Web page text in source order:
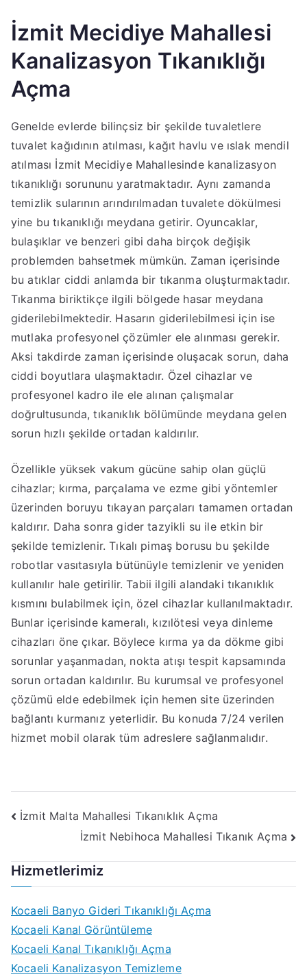
İzmit Mecidiye Mahallesi
Kanalizasyon Tıkanıklığı
Açma
Genelde evlerde bilinçsiz bir şekilde tuvaletlere
tuvalet kağıdının atılması, kağıt havlu ve ıslak mendil
atılması İzmit Mecidiye Mahallesinde kanalizasyon
tıkanıklığı sorununu yaratmaktadır. Aynı zamanda
temizlik sularının arındırılmadan tuvalete dökülmesi
yine bu tıkanıklığı meydana getirir. Oyuncaklar,
bulaşıklar ve benzeri gibi daha birçok değişik
problemden bahsetmek mümkün. Zaman içerisinde
bu atıklar ciddi anlamda bir tıkanma oluşturmaktadır.
Tıkanma biriktikçe ilgili bölgede hasar meydana
giderilebilmektedir. Hasarın giderilebilmesi için ise
mutlaka profesyonel çözümler ele alınması gerekir.
Aksi takdirde zaman içerisinde oluşacak sorun, daha
ciddi boyutlara ulaşmaktadır. Özel cihazlar ve
profesyonel kadro ile ele alınan çalışmalar
doğrultusunda, tıkanıklık bölümünde meydana gelen
sorun hızlı şekilde ortadan kaldırılır.
Özellikle yüksek vakum gücüne sahip olan güçlü
cihazlar; kırma, parçalama ve ezme gibi yöntemler
üzerinden boruyu tıkayan parçaları tamamen ortadan
kaldırır. Daha sonra gider tazyikli su ile etkin bir
şekilde temizlenir. Tıkalı pimaş borusu bu şekilde
robotlar vasıtasıyla bütünüyle temizlenir ve yeniden
kullanılır hale getirilir. Tabii ilgili alandaki tıkanıklık
kısmını bulabilmek için, özel cihazlar kullanılmaktadır.
Bunlar içerisinde kameralı, kızılötesi veya dinleme
cihazları öne çıkar. Böylece kırma ya da dökme gibi
sorunlar yaşanmadan, nokta atışı tespit kapsamında
sorun ortadan kaldırılır. Bu kurumsal ve profesyonel
çözümü elde edebilmek için hemen site üzerinden
bağlantı kurmanız yeterlidir. Bu konuda 7/24 verilen
hizmet mobil olarak tüm adreslere sağlanmalıdır.
Yazı
gezinmesi
İzmit Malta Mahallesi Tıkanıklık Açma
İzmit Nebihoca Mahallesi Tıkanık Açma
Hizmetlerimiz
Kocaeli Banyo Gideri Tıkanıklığı Açma
Kocaeli Kanal Görüntüleme
Kocaeli Kanal Tıkanıklığı Açma
Kocaeli Kanalizasyon Temizleme